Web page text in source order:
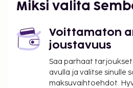
Miksi valita
Voittamaton
joustavuus
Saa parhaat
avulla ja valitse sinulle
maksuvaihtoehdot.